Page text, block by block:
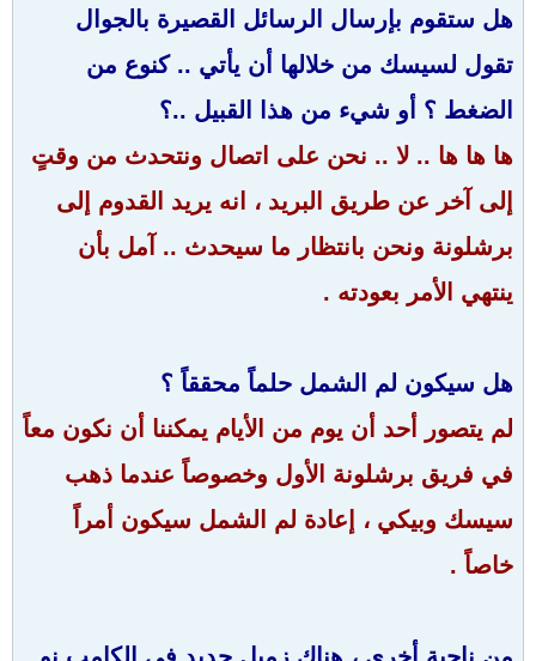
هل ستقوم بإرسال الرسائل القصيرة بالجوال
تقول لسيسك من خلالها أن يأتي .. كنوع من
الضغط ؟ أو شيء من هذا القبيل ..؟
ها ها ها .. لا .. نحن على اتصال ونتحدث من وقتٍ
إلى آخر عن طريق البريد ، انه يريد القدوم إلى
برشلونة ونحن بانتظار ما سيحدث .. آمل بأن
ينتهي الأمر بعودته .
هل سيكون لم الشمل حلماً محققاً ؟
لم يتصور أحد أن يوم من الأيام يمكننا أن نكون معاً
في فريق برشلونة الأول وخصوصاً عندما ذهب
سيسك وبيكي ، إعادة لم الشمل سيكون أمراً
خاصاً .